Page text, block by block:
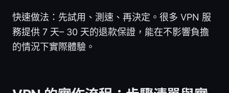
快速做法：先試用、測速、再決定。很多 VPN 服
務提供 7 天– 30 天的退款保證，能在不影響負擔
的情況下實際體驗。